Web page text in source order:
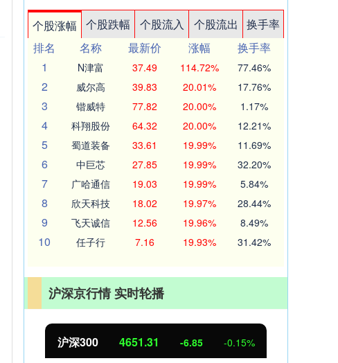
个股涨幅 个股跌幅 个股流入 个股流出
换手率
排名
名称 最新价 涨幅
换手率
1
N津富 37.49 114.72% 77.46%
2 威尔高 39.83 20.01% 17.76%
3 锴威特 77.82 20.00% 1.17%
4 科翔股份 64.32 20.00% 12.21%
5 蜀道装备 33.61 19.99% 11.69%
6 中巨芯 27.85 19.99% 32.20%
7 广哈通信 19.03 19.99% 5.84%
8 欣天科技 18.02 19.97% 28.44%
9 飞天诚信 12.56 19.96% 8.49%
10 任子行 7.16 19.93% 31.42%
沪深京行情 实时轮播
沪深300 4651.31 -6.85 -0.15%